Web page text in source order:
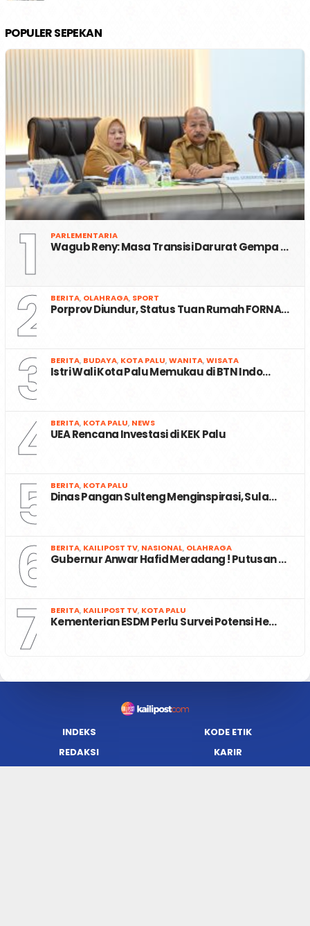
POPULER SEPEKAN
1 PARLEMENTARIA
Wagub Reny: Masa Transisi Darurat Gempa …
2 BERITA, OLAHRAGA, SPORT
Porprov Diundur, Status Tuan Rumah FORNA…
3 BERITA, BUDAYA, KOTA PALU,WANITA,WISATA
Istri Wali Kota Palu Memukau di BTN Indo…
4 BERITA, KOTA PALU, NEWS
UEA Rencana Investasi di KEK Palu
5 BERITA, KOTA PALU
Dinas Pangan Sulteng Menginspirasi, Sula…
6 BERITA, KAILIPOST TV, NASIONAL, OLAHRAGA
Gubernur Anwar Hafid Meradang ! Putusan …
7 BERITA, KAILIPOST TV, KOTA PALU
Kementerian ESDM Perlu Survei Potensi He…
INDEKS
KODE ETIK
REDAKSI
KARIR